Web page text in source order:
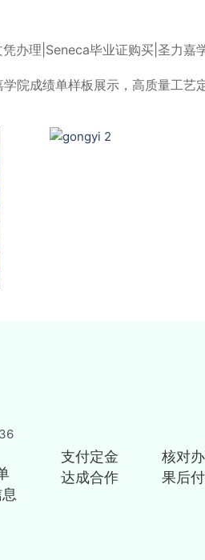
办理|Seneca毕业证购买|圣力嘉
院成绩单样板展示，高质量工艺
支付定金
达成合作
核对
果后